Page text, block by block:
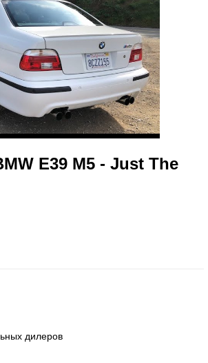
E39 M5 - Just The
дилеров